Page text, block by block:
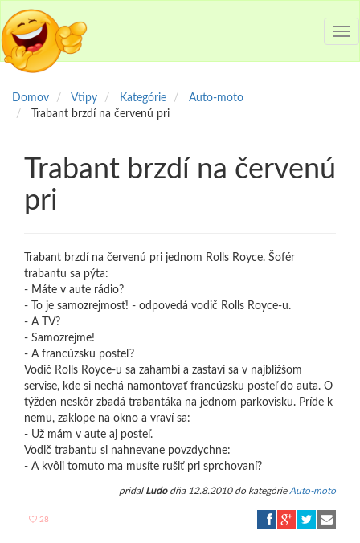
Domov Vtipy Kategórie
Auto-moto
Trabant brzdí na červenú pri
Trabant brzdí na červenú
pri
Trabant brzdí na červenú pri jednom Rolls Royce. Šofér
trabantu sa pýta:
- Máte v aute rádio?
- To je samozrejmosť! - odpovedá vodič Rolls Royce-u.
- A TV?
- Samozrejme!
- A francúzsku posteľ?
Vodič Rolls Royce-u sa zahambí a zastaví sa v najbližšom
servise, kde si nechá namontovať francúzsku posteľ do auta. O
týžden neskôr zbadá trabantáka na jednom parkovisku. Príde k
nemu, zaklope na okno a vraví sa:
- Už mám v aute aj posteľ.
Vodič trabantu si nahnevane povzdychne:
- A kvôli tomuto ma musíte rušiť pri sprchovaní?
pridal Ludodňa 12.8.2010 do kategórie Auto-moto
28